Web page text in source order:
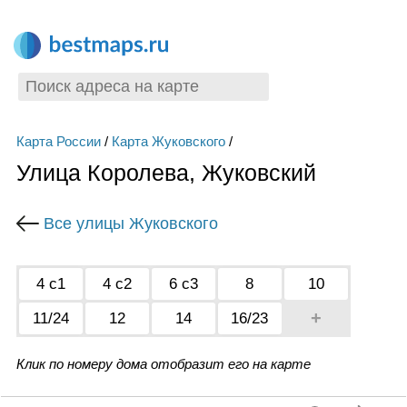
Карта России/ Карта Жуковского/
Улица Королева, Жуковский
Все улицы Жуковского
4 с1 4 с2 6 с3 8
10
11/24
12 14 16/23 +
Клик по номеру дома отобразит его на карте